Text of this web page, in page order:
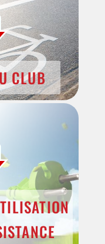
CLUB